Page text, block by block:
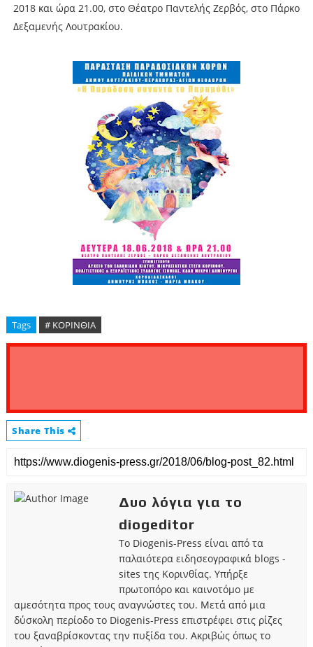
2018 και ώρα 21.00, στο Θέατρο Παντελής Ζερβός, στο Πάρκο
Δεξαμενής Λουτρακίου.
Tags # ΚΟΡΙΝΘΙΑ
Share This
Δυο λόγια για το
diogeditor
Το Diogenis-Press είναι από τα
παλαιότερα ειδησεογραφικά blogs -
sites της Κορινθίας. Υπήρξε
πρωτοπόρο και καινοτόμο με
αμεσότητα προς τους αναγνώστες του. Μετά από μια
δύσκολη περίοδο το Diogenis-Press επιστρέφει στις ρίζες
του ξαναβρίσκοντας την πυξίδα του. Ακριβώς όπως το